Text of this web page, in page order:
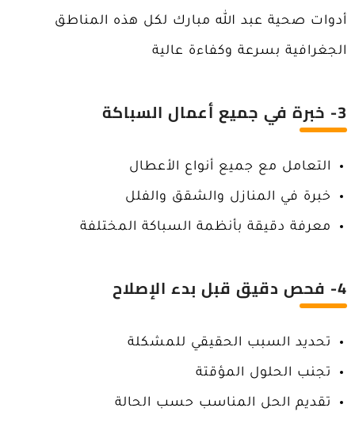
أدوات صحية عبد الله مبارك لكل هذه المناطق
الجغرافية بسرعة وكفاءة عالية
3- خبرة في جميع أعمال السباكة
التعامل مع جميع أنواع الأعطال
خبرة في المنازل والشقق والفلل
معرفة دقيقة بأنظمة السباكة المختلفة
4- فحص دقيق قبل بدء الإصلاح
تحديد السبب الحقيقي للمشكلة
تجنب الحلول المؤقتة
تقديم الحل المناسب حسب الحالة